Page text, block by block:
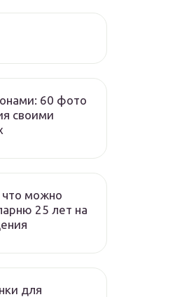
60 фото
своими
можно
25 лет на
для